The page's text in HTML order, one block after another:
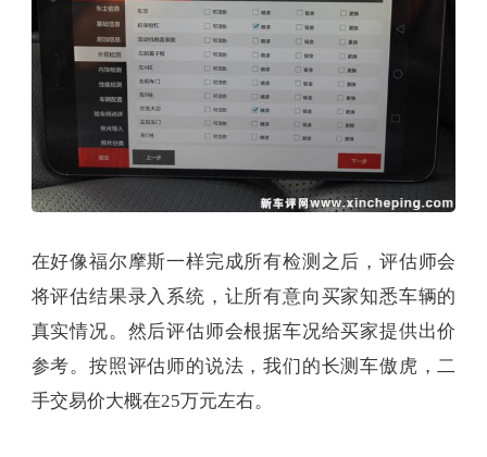
在好像福尔摩斯一样完成所有检测之后，评估师会
将评估结果录入系统，让所有意向买家知悉车辆的
真实情况。然后评估师会根据车况给买家提供出价
参考。按照评估师的说法，我们的长测车傲虎，二
手交易价大概在25万元左右。